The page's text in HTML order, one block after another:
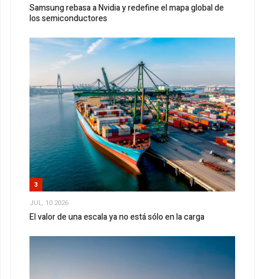
Samsung rebasa a Nvidia y redefine el mapa global de
los semiconductores
3
JUL, 10 2026
El valor de una escala ya no está sólo en la carga